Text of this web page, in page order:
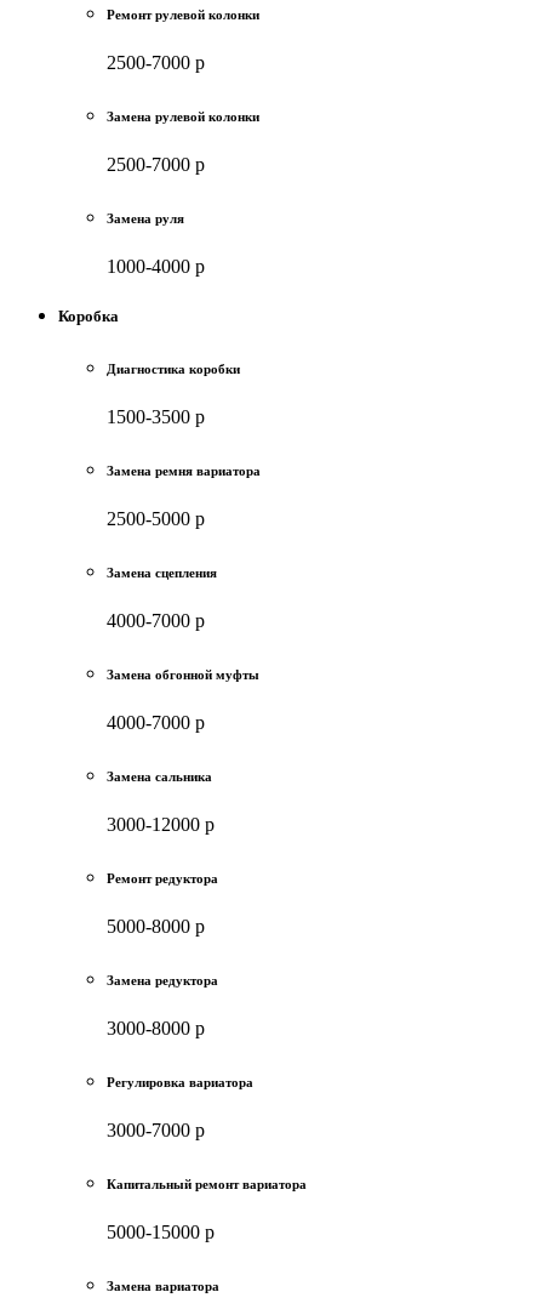
Ремонт рулевой колонки
2500-7000 р
Замена рулевой колонки
2500-7000 р
Замена руля
1000-4000 р
Коробка
Диагностика коробки
1500-3500 р
Замена ремня вариатора
2500-5000 р
Замена сцепления
4000-7000 р
Замена обгонной муфты
4000-7000 р
Замена сальника
3000-12000 р
Ремонт редуктора
5000-8000 р
Замена редуктора
3000-8000 р
Регулировка вариатора
3000-7000 р
Капитальный ремонт вариатора
5000-15000 р
Замена вариатора